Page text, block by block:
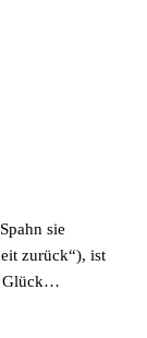
sie
zurück“), ist
Glück…